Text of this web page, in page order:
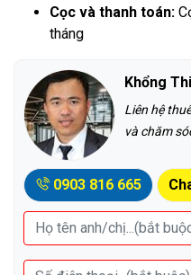
Cọc và thanh toán:
tháng
Khổng
Liên hệ
và chăm
0903 816 665